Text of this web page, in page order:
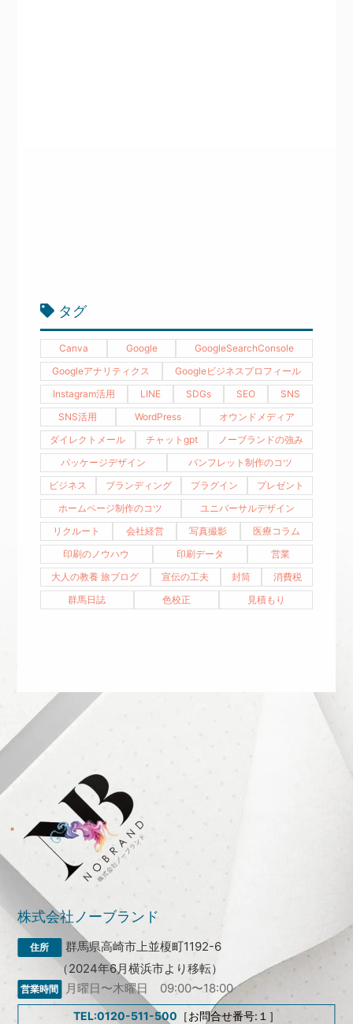
タグ
Canva Google
GoogleSearchConsole
Googleアナリティクス
Googleビジネスプロフィール
Instagram活用
LINE SDGs SEO
SNS
SNS活用
WordPress
オウンドメディア
ダイレクトメール
チャットgpt
ノーブランドの強み
パッケージデザイン
パンフレット制作のコツ
ビジネス
ブランディング プラグイン
プレゼント
ホームページ制作のコツ
ユニバーサルデザイン
リクルート
会社経営 写真撮影
医療コラム
印刷のノウハウ
印刷データ
営業
大人の教養 旅ブログ
宣伝の工夫 封筒
消費税
群馬日誌
色校正 見積もり
株式会社ノーブランド
群馬県高崎市上並榎町1192-6
（2024年6月横浜市より移転）
月曜日〜木曜日 09:00〜18:00
TEL:0120-511-500 ［お問合せ番号:１］